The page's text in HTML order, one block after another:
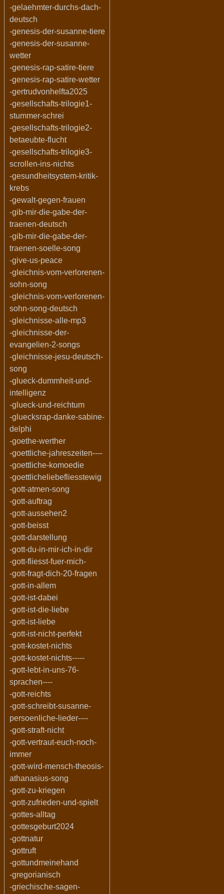
-gelaehmter-durchs-dach-
deutsch
-genesis-der-susanne-tiere
-genesis-der-susanne-
wetter
-genesis-rap-satire-tiere
-genesis-rap-satire-wetter
-gertrudvonhelfta2025
-gesellschafts-trilogie1-
stummer-schrei
-gesellschafts-trilogie2-
betaeubte-flucht
-gesellschafts-trilogie3-
scrollen-ins-nichts
-gesundheitsystem-kritik-
krebs
-gewalt-gegen-frauen
-gib-mir-die-gabe-der-
traenen-deutsch
-gib-mir-die-gabe-der-
traenen-soelle-song
-give-us-peace
-gleichnis-vom-verlorenen-
sohn-song
-gleichnis-vom-verlorenen-
sohn-song-deutsch
-gleichnisse-alle-mp3
-gleichnisse-der-
evangelien-2-songs
-gleichnisse-jesu-deutsch-
song
-glueck-dummheit-und-
intelligenz
-glueck-und-reichtum
-gluecksrap-danke-sabine-
delphi
-goethe-werther
-goettliche-jahreszeiten----
-goettliche-komoedie
-goettlicheliebefliesstewig
-gott-atmen-song
-gott-auftrag
-gott-aussehen2
-gott-beisst
-gott-darstellung
-gott-du-in-mir-ich-in-dir
-gott-fliesst-fuer-mich-
-gott-fragt-dich-20-fragen
-gott-in-allem
-gott-ist-dabei
-gott-ist-die-liebe
-gott-ist-liebe
-gott-ist-nicht-perfekt
-gott-kostet-nichts
-gott-kostet-nichts-----
-gott-lebt-in-uns-76-
sprachen----
-gott-reichts
-gott-schreibt-susanne-
persoenliche-lieder----
-gott-straft-nicht
-gott-vertraut-euch-noch-
immer
-gott-wird-mensch-theosis-
athanasius-song
-gott-zu-kriegen
-gott-zufrieden-und-spielt
-gottes-alltag
-gottesgeburt2024
-gottnatur
-gottruft
-gottundmeinehand
-gregorianisch
-griechische-sagen-